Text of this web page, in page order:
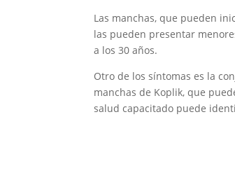
Las manchas, que pueden
las pueden presentar
a los 30 años.
Otro de los síntomas es la
manchas de Koplik, que
salud capacitado puede